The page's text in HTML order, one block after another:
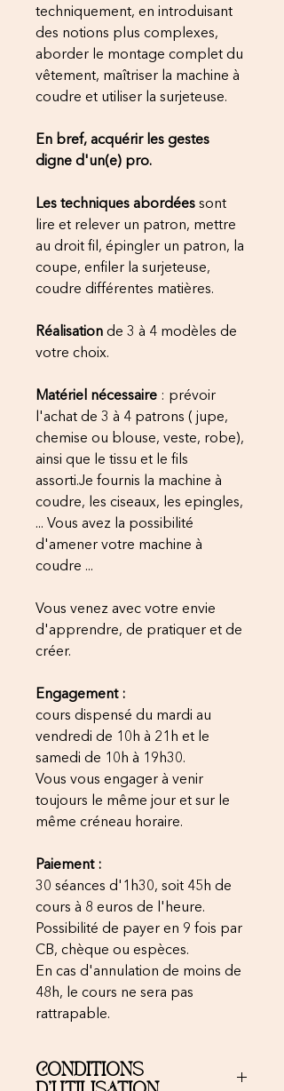
techniquement, en introduisant
des notions plus complexes,
aborder le montage complet du
vêtement, maîtriser la machine à
coudre et utiliser la surjeteuse.
En bref, acquérir les gestes
digne d'un(e) pro.
Les techniques abordées sont
lire et relever un patron, mettre
au droit fil, épingler un patron, la
coupe, enfiler la surjeteuse,
coudre différentes matières.
Réalisation de 3 à 4 modèles de
votre choix.
Matériel nécessaire : prévoir
l'achat de 3 à 4 patrons ( jupe,
chemise ou blouse, veste, robe),
ainsi que le tissu et le fils
assorti.Je fournis la machine à
coudre, les ciseaux, les epingles,
... Vous avez la possibilité
d'amener votre machine à
coudre ...
Vous venez avec votre envie
d'apprendre, de pratiquer et de
créer.
Engagement :
cours dispensé du mardi au
vendredi de 10h à 21h et le
samedi de 10h à 19h30.
Vous vous engager à venir
toujours le même jour et sur le
même créneau horaire.
Paiement :
30 séances d'1h30, soit 45h de
cours à 8 euros de l'heure.
Possibilité de payer en 9 fois par
CB, chèque ou espèces.
En cas d'annulation de moins de
48h, le cours ne sera pas
rattrapable.
CONDITIONS